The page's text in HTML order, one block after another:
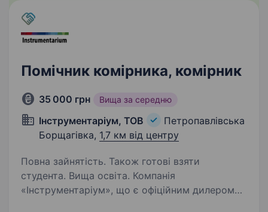
Помічник комірника, комірник
35 000 грн Вища за середню
Інструментаріум, ТОВ
Петропавлівська
Борщагівка, 1,7 км від центру
Повна зайнятість. Також готові взяти
студента. Вища освіта. Компанія
«Інструментаріум», що є офіційним дилером